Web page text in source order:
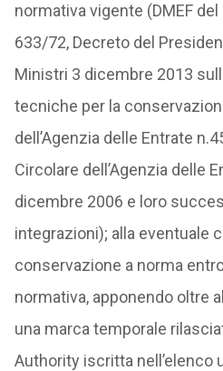
normativa vigente (DMEF del
633/72, Decreto del
Ministri 3 dicembre 2013
tecniche per la
dell’Agenzia delle Entrate
Circolare dell’Agenzia delle
dicembre 2006 e loro
integrazioni); alla eventuale
conservazione a norma
normativa, apponendo oltre
una marca temporale
Authority iscritta nell’elenco